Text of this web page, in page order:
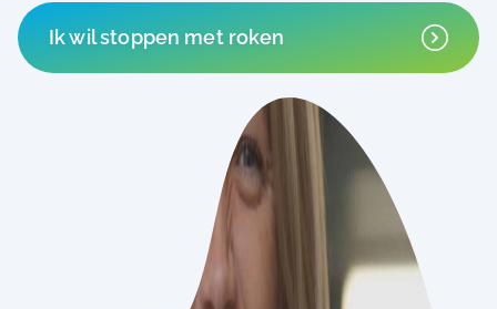
Ik wil stoppen met roken